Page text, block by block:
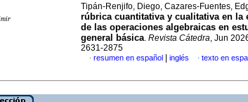
Tipán-Renjifo, Diego, Cazares-Fuentes,
rúbrica cuantitativa y cualitativa en la
de las operaciones algebraicas en
general básica. Revista Cátedra, Jun
2631-2875
· resumen en español inglés · texto en